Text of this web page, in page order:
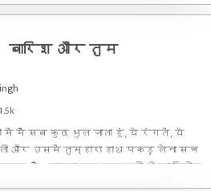
तुम्हारे ही नाम से सेव है, कि तुम क
बारिश और तुम
में मैं सब कुछ भुल जाता हूं, ये रंगतें, ये
और उसमें तुम्हारा हाथ पकड़ लेना सच
है... काव्या तुम सुन रही हो न",किशोर